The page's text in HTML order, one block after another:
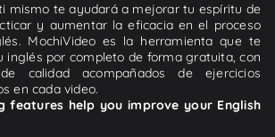
mismo te ayudará a mejorar tu espíritu de
y aumentar la eficacia en el proceso
MochiVideo es la herramienta que te
inglés por completo de forma gratuita, con
calidad acompañados de ejercicios
en cada video.
features help you improve your English